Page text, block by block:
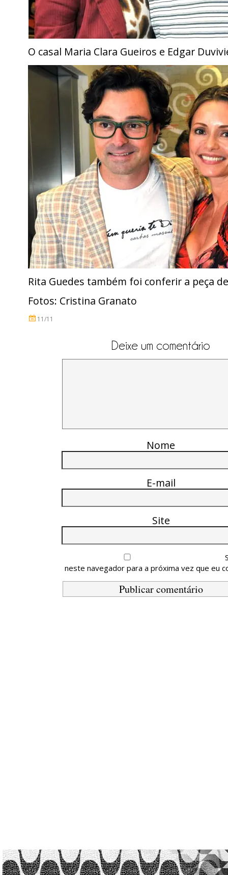
O casal Maria Clara Gueiros e Edgar
Rita Guedes também foi conferir a peça
Fotos: Cristina Granato
11/11
Deixe um comentário
Nome
E-mail
Site
neste navegador para a próxima vez que eu